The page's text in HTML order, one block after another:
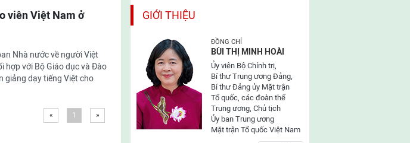
trận
viên Việt Nam ở
Nhà nước về người Việt
hợp với Bộ Giáo dục và Đào
giảng dạy tiếng Việt cho
« 1 »
GIỚI THIỆU
ĐỒNG CHÍ
BÙI THỊ MINH HOÀI
Ủy viên Bộ Chính trị,
Bí thư Trung ương Đảng,
Bí thư Đảng ủy Mặt trận
Tổ quốc, các đoàn thể
Trung ương, Chủ tịch
Ủy ban Trung ương
Mặt trận Tổ quốc Việt Nam